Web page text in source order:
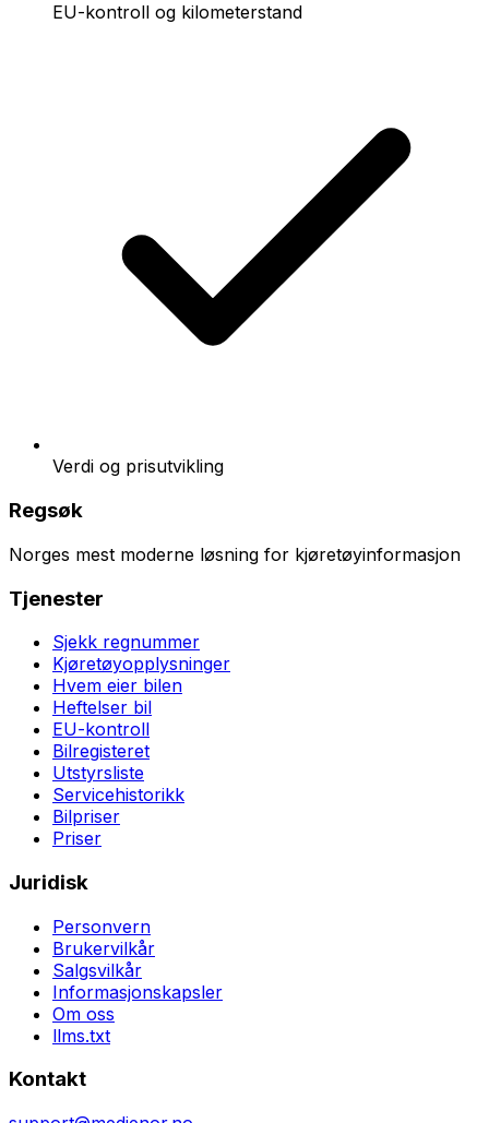
EU-kontroll og kilometerstand
Verdi og prisutvikling
Regsøk
Norges mest moderne løsning for kjøretøyinformasjon
Tjenester
Sjekk regnummer
Kjøretøyopplysninger
Hvem eier bilen
Heftelser bil
EU-kontroll
Bilregisteret
Utstyrsliste
Servicehistorikk
Bilpriser
Priser
Juridisk
Personvern
Brukervilkår
Salgsvilkår
Informasjonskapsler
Om oss
llms.txt
Kontakt